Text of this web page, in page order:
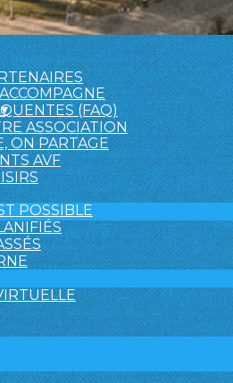
(FAQ)
ASSOCIATION
▾
ON PARTAGE
AVF
POSSIBLE